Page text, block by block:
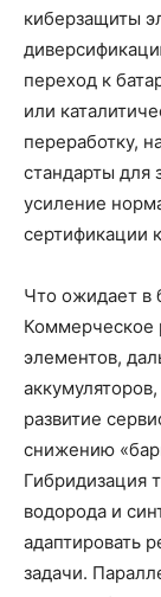
киберзащиты
переход к
или
переработку,
стандарты для
усиление
сертификации
Что ожидает в
Коммерческое
элементов,
развитие
снижению
Гибридизация
водорода и
адаптировать
задачи.